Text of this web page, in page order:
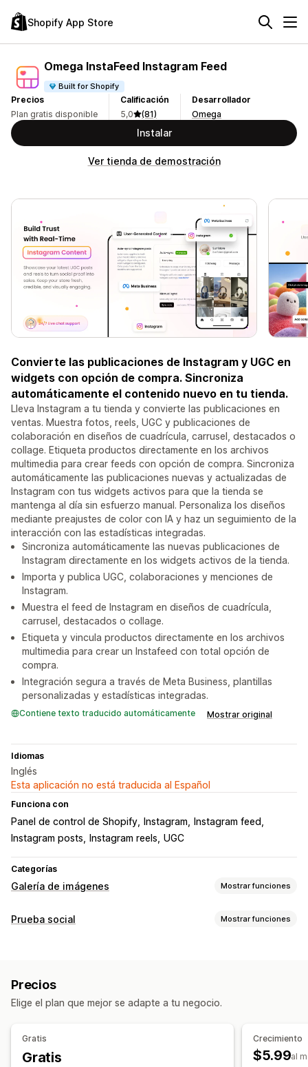
Shopify App Store
Omega InstaFeed Instagram Feed
Built for Shopify
Precios
Plan gratis disponible
Calificación
5,0
(81)
Desarrollador
Omega
Instalar
Ver tienda de demostración
Convierte las publicaciones de Instagram y UGC en
widgets con opción de compra. Sincroniza
automáticamente el contenido nuevo en tu tienda.
Lleva Instagram a tu tienda y convierte las publicaciones en
ventas. Muestra fotos, reels, UGC y publicaciones de
colaboración en diseños de cuadrícula, carrusel, destacados o
collage. Etiqueta productos directamente en los archivos
multimedia para crear feeds con opción de compra. Sincroniza
automáticamente las publicaciones nuevas y actualizadas de
Instagram con tus widgets activos para que la tienda se
mantenga al día sin esfuerzo manual. Personaliza los diseños
mediante preajustes de color con IA y haz un seguimiento de la
interacción con las estadísticas integradas.
Sincroniza automáticamente las nuevas publicaciones de
Instagram directamente en los widgets activos de la tienda.
Importa y publica UGC, colaboraciones y menciones de
Instagram.
Muestra el feed de Instagram en diseños de cuadrícula,
carrusel, destacados o collage.
Etiqueta y vincula productos directamente en los archivos
multimedia para crear un Instafeed con total opción de
compra.
Integración segura a través de Meta Business, plantillas
personalizadas y estadísticas integradas.
Contiene texto traducido automáticamente Mostrar original
Idiomas
Inglés
Esta aplicación no está traducida al Español
Funciona con
Panel de control de Shopify Instagram
Instagram feed
Instagram posts
Instagram reels UGC
Categorías
Galería de imágenes Mostrar funciones
Tipos de galerías
Personalización
Estilos personalizados
CSS personalizado
Cambio de tamaño de las imágenes
Protección de las imágenes
Prueba social Mostrar funciones
Informes y estadísticas
Precios
Elige el plan que mejor se adapte a tu negocio.
Gratis
Gratis
Crecimiento
$5.99al